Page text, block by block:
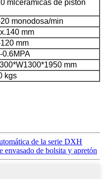
mlcerámicas de pistón
monodosa/min
mm
mm
0.6MPA
mm
kgs
de la serie DXH
envasado de bolsita y apretón